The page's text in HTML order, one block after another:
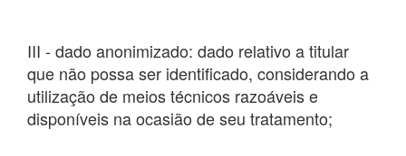
III - dado anonimizado: dado relativo a titular
que não possa ser identificado, considerando a
utilização de meios técnicos razoáveis e
disponíveis na ocasião de seu tratamento;